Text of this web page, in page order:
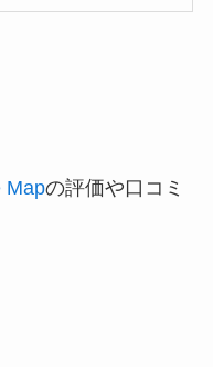
Mapの評価や口コミ